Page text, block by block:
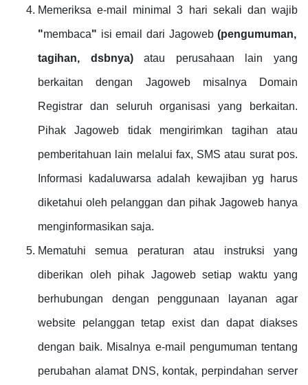
Memeriksa e-mail minimal 3 hari sekali dan wajib
"membaca" isi email dari Jagoweb(pengumuman,
tagihan, dsbnya)atau perusahaan lain yang
berkaitan dengan Jagoweb misalnya Domain
Registrar dan seluruh organisasi yang berkaitan.
Pihak Jagoweb tidak mengirimkan tagihan atau
pemberitahuan lain melalui fax, SMS atau surat pos.
Informasi kadaluwarsa adalah kewajiban yg harus
diketahui oleh pelanggan dan pihak Jagoweb hanya
menginformasikan saja.
Mematuhi semua peraturan atau instruksi yang
diberikan oleh pihak Jagoweb setiap waktu yang
berhubungan dengan penggunaan layanan agar
website pelanggan tetap exist dan dapat diakses
dengan baik. Misalnya e-mail pengumuman tentang
perubahan alamat DNS, kontak, perpindahan server